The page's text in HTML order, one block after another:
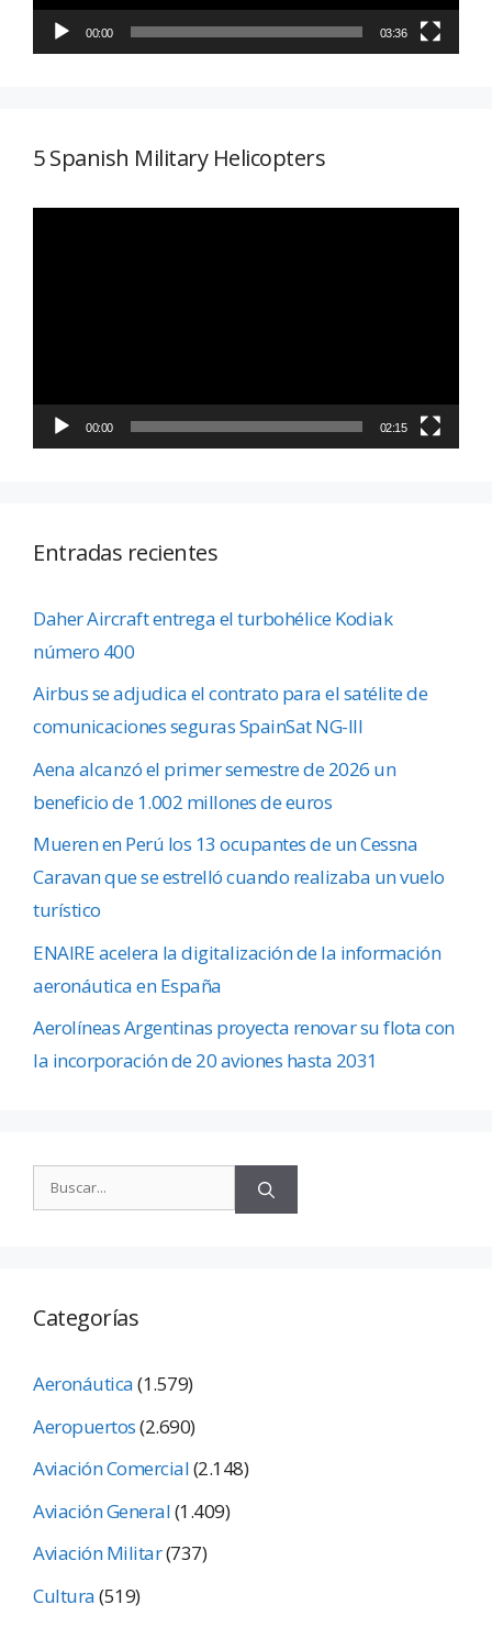
00:00 03:36
5 Spanish Military Helicopters
00:00 02:15
Entradas recientes
Daher Aircraft entrega el turbohélice Kodiak
número 400
Airbus se adjudica el contrato para el satélite de
comunicaciones seguras SpainSat NG-III
Aena alcanzó el primer semestre de 2026 un
beneficio de 1.002 millones de euros
Mueren en Perú los 13 ocupantes de un Cessna
Caravan que se estrelló cuando realizaba un vuelo
turístico
ENAIRE acelera la digitalización de la información
aeronáutica en España
Aerolíneas Argentinas proyecta renovar su flota con
la incorporación de 20 aviones hasta 2031
Categorías
Aeronáutica(1.579)
Aeropuertos(2.690)
Aviación Comercial(2.148)
Aviación General(1.409)
Aviación Militar(737)
Cultura(519)